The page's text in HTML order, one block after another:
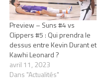
Preview – Suns #4 vs
Clippers #5 : Qui prendra le
dessus entre Kevin Durant et
Kawhi Leonard ?
avril 11, 2023
Dans "Actualités"